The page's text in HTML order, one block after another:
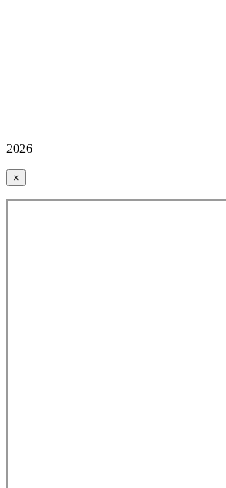
2026
×